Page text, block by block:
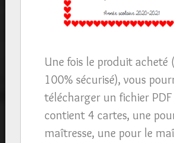
Une fois le produit acheté
100% sécurisé), vous
télécharger un fichier
contient 4 cartes, une
maîtresse, une pour le